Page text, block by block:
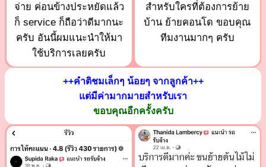
จ่าย ค่อนข้างประหยัดแล้ว
ก็ service ก็ถือว่าดีมากนะ
ครับ อันนี้ผมแนะนำให้มา
ใช้บริการเลยครับ
สำหรับใครที่ต้องการย้าย
บ้าน ย้ายคอนโด ขอบคุณ
ทีมงานมากๆ ครับ
++คำติชมเล็กๆ น้อยๆ จากลูกค้า++
แต่มีค่ามากมายสำหรับเรา
ขอบคุณอีกครั้งครับ